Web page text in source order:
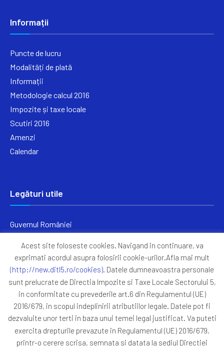
Informații
Puncte de lucru
Modalități de plată
Informații
Metodologie calcul 2016
Impozite și taxe locale
Scutiri 2016
Amenzi
Calendar
Legături utile
Guvernul României
Primăria Sectorul 5
ANAF
Protocoale
GDPR
Harta Site
Acest site foloseste cookies. Navigand in continuare, va
exprimati acordul asupra folosirii cookie-urilor.Afla mai mult
(http://new.ditl5.ro/cookies). Datele dumneavoastra personale
sunt prelucrate de Directia Impozite si Taxe Locale Sectorului 5,
in conformitate cu prevederile art.6 din Regulamentul (UE)
2016/679, in scopul indeplinirii atributiilor legale. Datele pot fi
dezvaluite unor terti in baza unui temei legal justificat. Va puteti
exercita drepturile prevazute in Regulamentul (UE) 2016/679,
printr-o cerere scrisa, semnata si datata la sediul Directiei